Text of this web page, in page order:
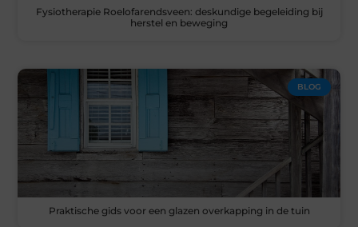
Fysiotherapie Roelofarendsveen: deskundige begeleiding bij
herstel en beweging
BLOG
Praktische gids voor een glazen overkapping in de tuin